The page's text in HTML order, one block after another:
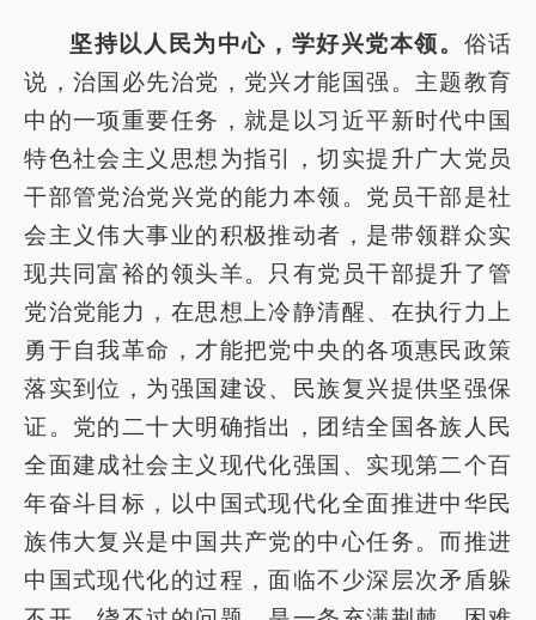
坚持以人民为中心，学好兴党本领。 俗话
说，治国必先治党，党兴才能国强。主题教育
中的一项重要任务，就是以习近平新时代中国
特色社会主义思想为指引，切实提升广大党员
干部管党治党兴党的能力本领。党员干部是社
会主义伟大事业的积极推动者，是带领群众实
现共同富裕的领头羊。只有党员干部提升了管
党治党能力，在思想上冷静清醒、在执行力上
勇于自我革命，才能把党中央的各项惠民政策
落实到位，为强国建设、民族复兴提供坚强保
证。党的二十大明确指出，团结全国各族人民
全面建成社会主义现代化强国、实现第二个百
年奋斗目标，以中国式现代化全面推进中华民
族伟大复兴是中国共产党的中心任务。而推进
中国式现代化的过程，面临不少深层次矛盾躲